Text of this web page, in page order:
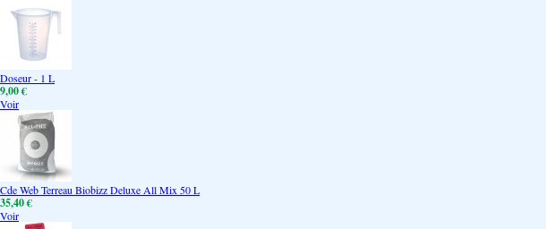
Doseur - 1 L
9,00 €
Voir
Cde Web Terreau Biobizz Deluxe All Mix 50 L
35,40 €
Voir